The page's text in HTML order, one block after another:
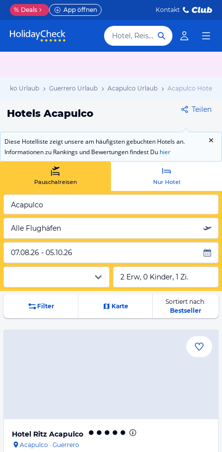
% Deals App öffnen Kontakt
Hotel, Reiseziel
Urlaub Guerrero Urlaub Acapulco Urlaub Acapulco Hotels
Hotels Acapulco Teilen
Diese Hotelliste zeigt unsere am häufigsten gebuchten Hotels an.
Informationen zu Rankings und Bewertungen findest Du hier
Pauschalreisen Nur Hotel
Acapulco
Alle Flughäfen
07.08.26 - 05.10.26
2 Erw, 0 Kinder, 1 Zi.
Filter Karte
Sortiert nach:
Bestseller
Hotel Ritz Acapulco
Acapulco · Guerrero